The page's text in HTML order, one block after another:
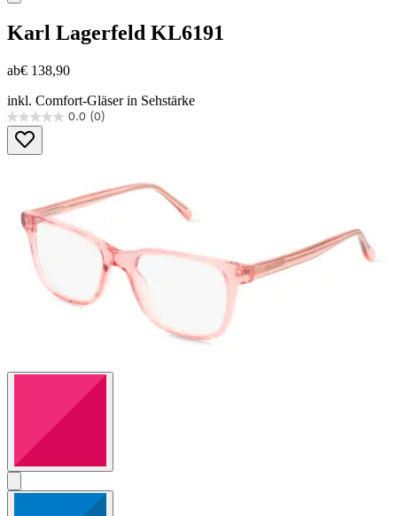
Karl Lagerfeld KL6191
ab€ 138,90
inkl. Comfort-Gläser in Sehstärke
0.0 (0)
0.0
von
5